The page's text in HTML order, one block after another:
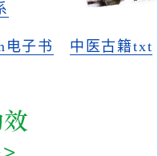
电子书
中医古籍txt